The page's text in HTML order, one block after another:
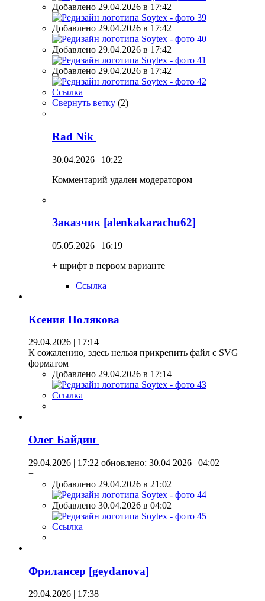
Добавлено 29.04.2026 в 17:42
Добавлено 29.04.2026 в 17:42
Добавлено 29.04.2026 в 17:42
Добавлено 29.04.2026 в 17:42
Ссылка
Свернуть ветку (2)
Rad Nik
30.04.2026 | 10:22
Комментарий удален модератором
Заказчик [alenkakarachu62]
05.05.2026 | 16:19
+ шрифт в первом варианте
Ссылка
Ксения Полякова
29.04.2026 | 17:14
К сожалению, здесь нельзя прикрепить файл с SVG
форматом
Добавлено 29.04.2026 в 17:14
Ссылка
Олег Байдин
29.04.2026 | 17:22 обновлено: 30.04 2026 | 04:02
+
Добавлено 29.04.2026 в 21:02
Добавлено 30.04.2026 в 04:02
Ссылка
Фрилансер [geydanova]
29.04.2026 | 17:38